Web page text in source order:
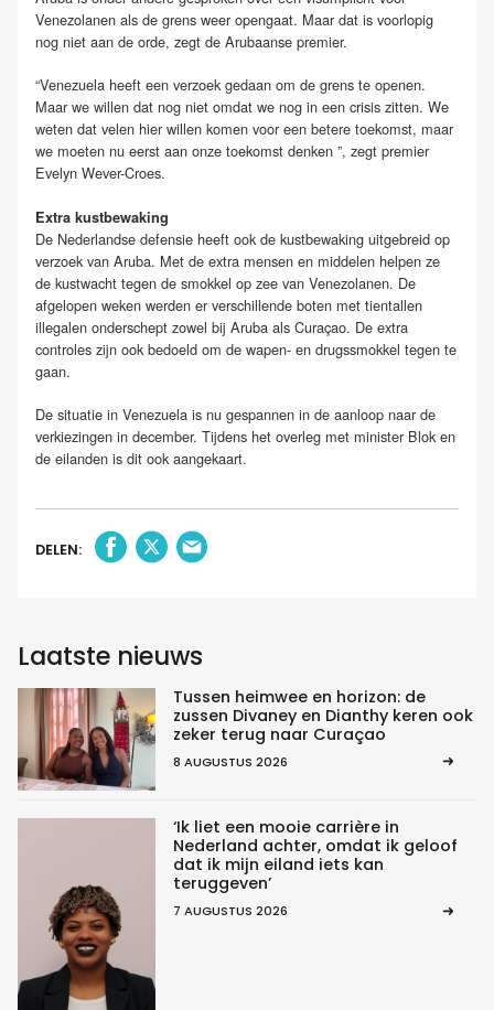
Venezolanen als de grens weer opengaat. Maar dat is voorlopig
nog niet aan de orde, zegt de Arubaanse premier.
“Venezuela heeft een verzoek gedaan om de grens te openen.
Maar we willen dat nog niet omdat we nog in een crisis zitten. We
weten dat velen hier willen komen voor een betere toekomst, maar
we moeten nu eerst aan onze toekomst denken ”, zegt premier
Evelyn Wever-Croes.
Extra kustbewaking
De Nederlandse defensie heeft ook de kustbewaking uitgebreid op
verzoek van Aruba. Met de extra mensen en middelen helpen ze
de kustwacht tegen de smokkel op zee van Venezolanen. De
afgelopen weken werden er verschillende boten met tientallen
illegalen onderschept zowel bij Aruba als Curaçao. De extra
controles zijn ook bedoeld om de wapen- en drugssmokkel tegen te
gaan.
De situatie in Venezuela is nu gespannen in de aanloop naar de
verkiezingen in december. Tijdens het overleg met minister Blok en
de eilanden is dit ook aangekaart.
DELEN:
Laatste nieuws
Tussen heimwee en horizon: de
zussen Divaney en Dianthy keren ook
zeker terug naar Curaçao
8 AUGUSTUS 2026
‘Ik liet een mooie carrière in
Nederland achter, omdat ik geloof
dat ik mijn eiland iets kan
teruggeven’
7 AUGUSTUS 2026